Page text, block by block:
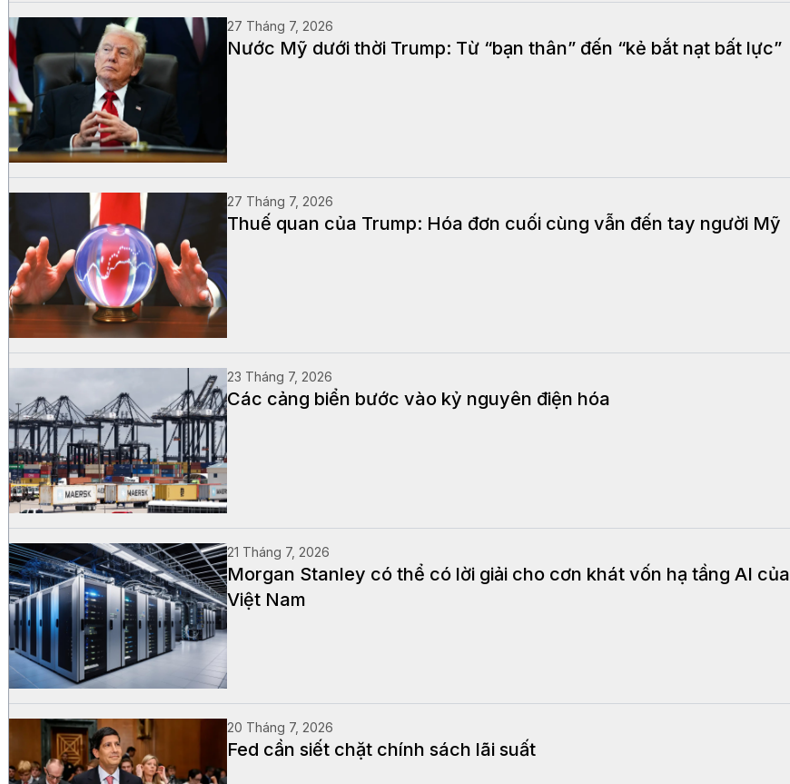
27 Tháng 7, 2026
Nước Mỹ dưới thời Trump: Từ “bạn thân” đến “kẻ bắt nạt bất lực”
27 Tháng 7, 2026
Thuế quan của Trump: Hóa đơn cuối cùng vẫn đến tay người Mỹ
23 Tháng 7, 2026
Các cảng biển bước vào kỷ nguyên điện hóa
21 Tháng 7, 2026
Morgan Stanley có thể có lời giải cho cơn khát vốn hạ tầng AI của
Việt Nam
20 Tháng 7, 2026
Fed cần siết chặt chính sách lãi suất